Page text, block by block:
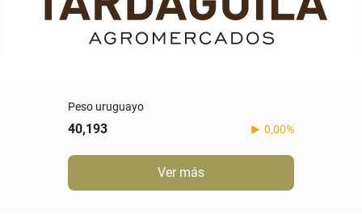
Peso uruguayo
40,193 0,00%
Ver más